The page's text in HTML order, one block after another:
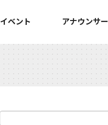
イベント アナウンサー